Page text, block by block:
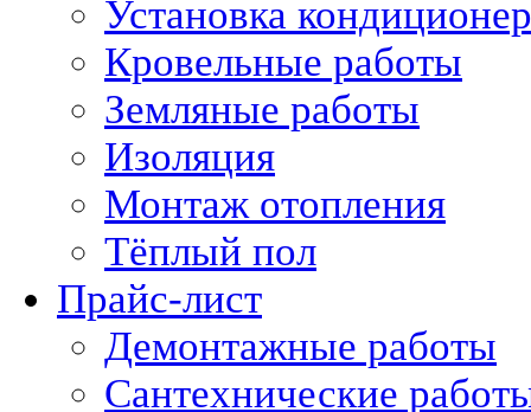
Установка
Кровельные работы
Земляные работы
Изоляция
Монтаж отопления
Тёплый пол
Прайс-лист
Демонтажные работы
Сантехнические